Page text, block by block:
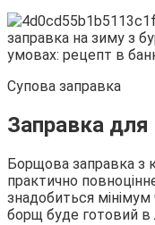
Супова заправка
Заправка
Борщова заправка з
практично
знадобиться
борщ буде готовий в